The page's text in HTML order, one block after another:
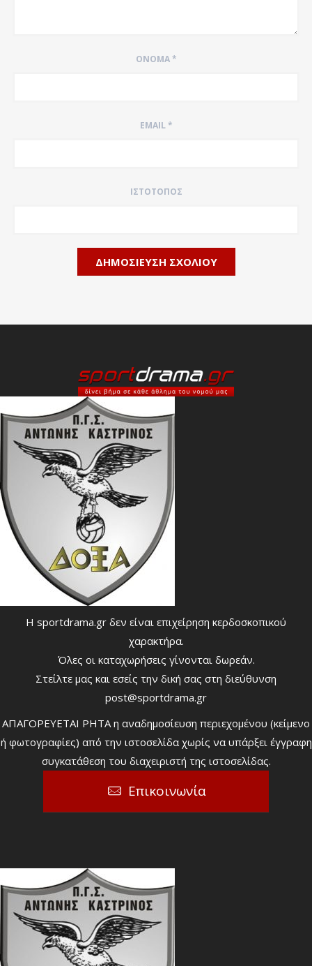
ΌΝΟΜΑ*
EMAIL*
ΙΣΤΌΤΟΠΟΣ
Η sportdrama.gr δεν είναι επιχείρηση κερδοσκοπικού
χαρακτήρα.
Όλες οι καταχωρήσεις γίνονται δωρεάν.
Στείλτε μας και εσείς την δική σας στη διεύθυνση
post@sportdrama.gr
ΑΠΑΓΟΡΕΥΕΤΑΙ ΡΗΤΑ η αναδημοσίευση περιεχομένου (κείμενο
ή φωτογραφίες) από την ιστοσελίδα χωρίς να υπάρξει έγγραφη
συγκατάθεση του διαχειριστή της ιστοσελίδας.
Επικοινωνία